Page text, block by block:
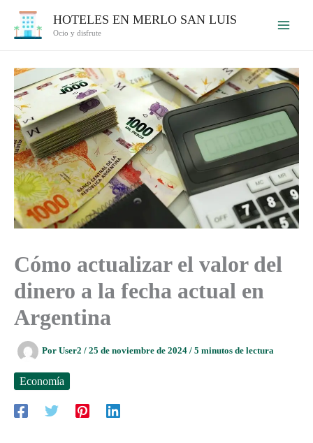
HOTELES EN MERLO SAN LUIS
Ocio y disfrute
Cómo actualizar el valor del
dinero a la fecha actual en
Argentina
Por User2 / 25 de noviembre de 2024 / 5 minutos de lectura
Economía